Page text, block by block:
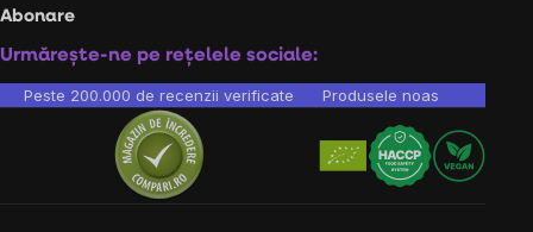
Abonare
Urmărește-ne pe rețelele sociale:
Peste 200.000 de recenzii verificate Produsele noastre sunt